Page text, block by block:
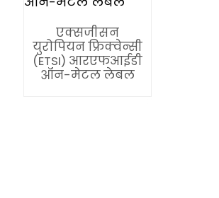
एक्सजीसन
युरोपियन फ्रिक्वेन्सी
(ETSI) आरएफआईडी
ऑन-मेटल लेबल